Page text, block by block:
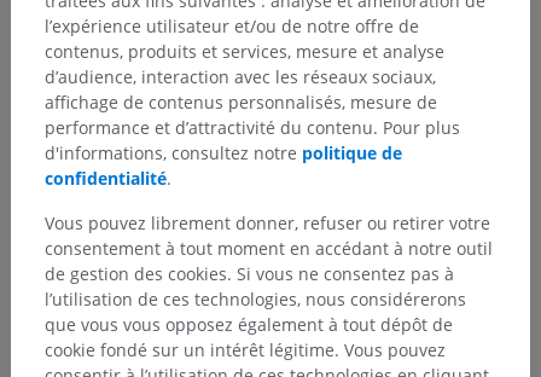
l’expérience utilisateur et/ou de notre offre de
contenus, produits et services, mesure et analyse
d’audience, interaction avec les réseaux sociaux,
affichage de contenus personnalisés, mesure de
performance et d’attractivité du contenu. Pour plus
d'informations, consultez notre politique de
confidentialité.
Vous pouvez librement donner, refuser ou retirer votre
consentement à tout moment en accédant à notre outil
de gestion des cookies. Si vous ne consentez pas à
l’utilisation de ces technologies, nous considérerons
que vous vous opposez également à tout dépôt de
cookie fondé sur un intérêt légitime. Vous pouvez